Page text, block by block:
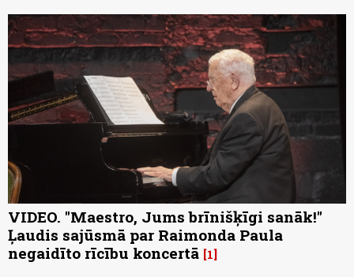
VIDEO. "Maestro, Jums brīnišķīgi sanāk!"
Ļaudis sajūsmā par Raimonda Paula
negaidīto rīcību koncertā 1